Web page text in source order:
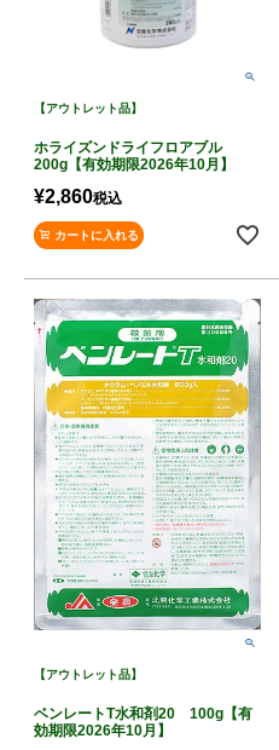
【アウトレット品】
ホライズンドライフロアブル
200g【有効期限2026年10月】
¥2,860税込
カートに入れる
【アウトレット品】
ベンレートT水和剤20 100g【有
効期限2026年10月】